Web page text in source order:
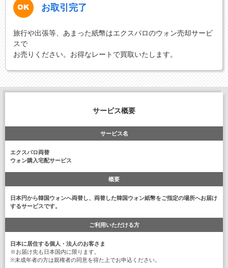
お取引完了
旅行や出張等、あまった紙幣はエクスパロのウォン売却サービ
スで
お売りください。お得なレートで買取いたします。
サービス概要
サービス名
エクスパロ両替
ウォン購入宅配サービス
概要
日本円から韓国ウォンへ両替し、両替した韓国ウォン紙幣をご指定の場所へお届け
するサービスです。
ご利用いただける方
日本に居住する個人・法人のお客さま
※お届け先も日本国内に限ります。
※未成年者の方は親権者の同意を得た上でお申込ください。